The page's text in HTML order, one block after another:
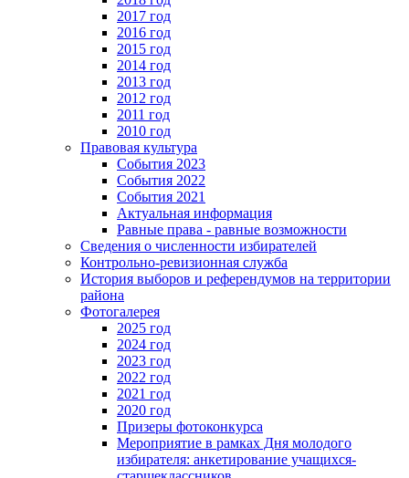
2017 год
2016 год
2015 год
2014 год
2013 год
2012 год
2011 год
2010 год
Правовая культура
События 2023
События 2022
События 2021
Актуальная информация
Равные права - равные возможности
Сведения о численности избирателей
Контрольно-ревизионная служба
История выборов и референдумов на территории
района
Фотогалерея
2025 год
2024 год
2023 год
2022 год
2021 год
2020 год
Призеры фотоконкурса
Мероприятие в рамках Дня молодого
избирателя: анкетирование учащихся-